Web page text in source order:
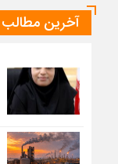
آخرین مطالب